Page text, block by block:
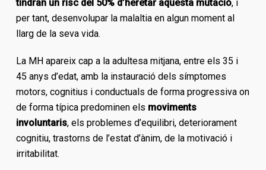
tindran un risc del 50% d’heretar aquesta mutació, i
per tant, desenvolupar la malaltia en algun moment al
llarg de la seva vida.
La MH apareix cap a la adultesa mitjana, entre els 35 i
45 anys d’edat, amb la instauració dels símptomes
motors, cognitius i conductuals de forma progressiva on
de forma típica predominen els moviments
involuntaris, els problemes d’equilibri, deteriorament
cognitiu, trastorns de l’estat d’ànim, de la motivació i
irritabilitat.